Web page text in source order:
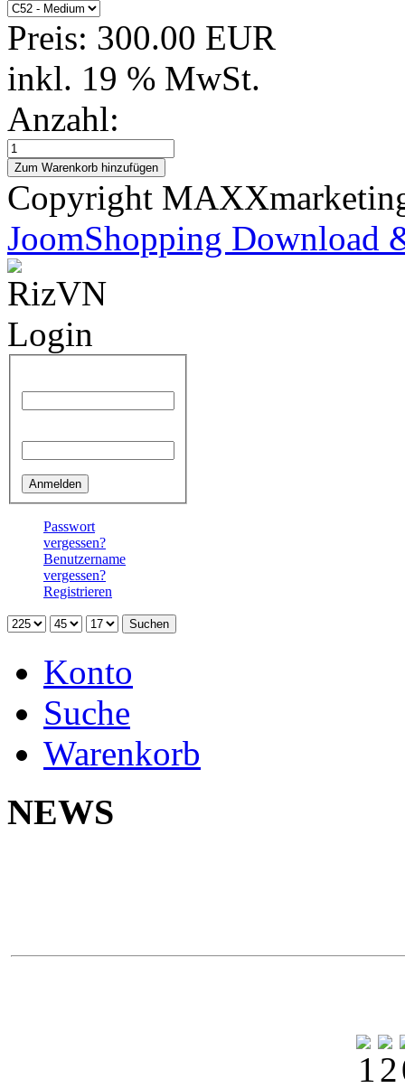
Preis: 300.00 EUR
inkl. 19 % MwSt.
Anzahl:
Copyright
JoomShopping Download
Passwort
vergessen?
Benutzername
vergessen?
Registrieren
Konto
Suche
Warenkorb
NEWS